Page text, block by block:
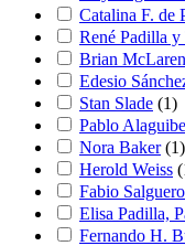
Catalina F. de
René Padilla y
Brian McLaren
Edesio
Stan Slade (1)
Pablo Alaguibe
Nora Baker (1)
Herold Weiss (
Fabio
Elisa Padilla,
Fernando H.